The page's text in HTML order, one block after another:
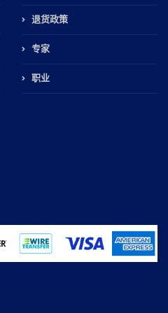
退货政策
专家
职业